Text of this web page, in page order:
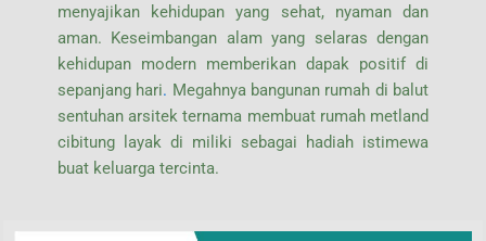
menyajikan kehidupan yang sehat, nyaman dan
aman. Keseimbangan alam yang selaras dengan
kehidupan modern memberikan dapak positif di
sepanjang hari. Megahnya bangunan rumah di balut
sentuhan arsitek ternama membuat rumah metland
cibitung layak di miliki sebagai hadiah istimewa
buat keluarga tercinta.